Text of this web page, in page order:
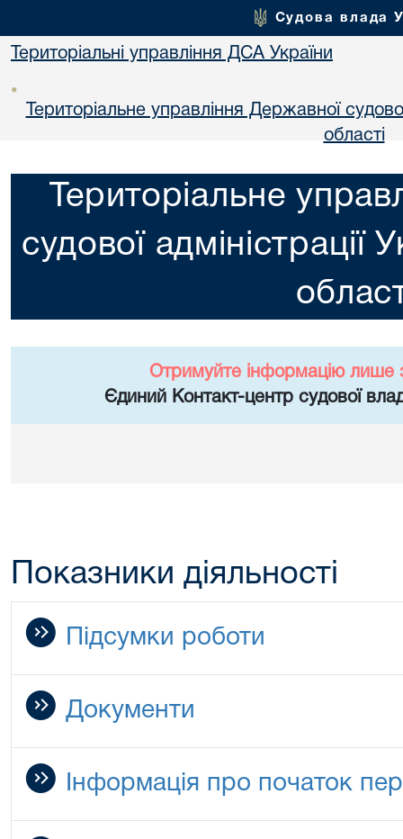
Судова влада
Територіальні управління ДСА України
•
Територіальне управління Державної
областi
Територіальне
судової адміністрації
Отримуйте інформацію лише
Єдиний Контакт-центр судової
Показники діяльності
Підсумки роботи
Документи
Інформація про початок